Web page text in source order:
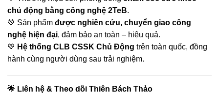
chủ động bằng công nghệ 2TeB.
💚 Sản phẩm được nghiên cứu, chuyển giao công
nghệ hiện đại, đảm bảo an toàn – hiệu quả.
💚 Hệ thống CLB CSSK Chủ Động trên toàn quốc, đồng
hành cùng người dùng sau trải nghiệm.
🌟 Liên hệ & Theo dõi Thiên Bách Thảo